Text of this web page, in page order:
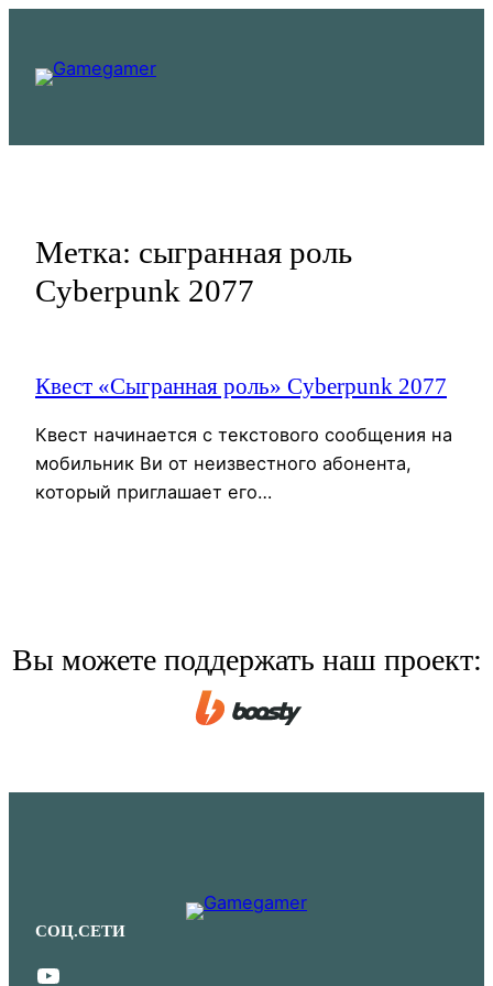
содержимому
Метка: сыгранная роль
Cyberpunk 2077
Квест «Сыгранная роль» Cyberpunk 2077
Квест начинается с текстового сообщения на
мобильник Ви от неизвестного абонента,
который приглашает его…
Вы можете поддержать наш проект:
СОЦ.СЕТИ
YouTube